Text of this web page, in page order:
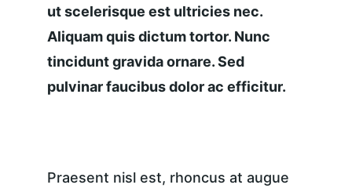
ut scelerisque est ultricies nec.
Aliquam quis dictum tortor. Nunc
tincidunt gravida ornare. Sed
pulvinar faucibus dolor ac efficitur.
Praesent nisl est, rhoncus at augue